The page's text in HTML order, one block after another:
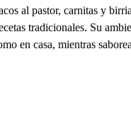
al pastor, carnitas y
tradicionales. Su
en casa, mientras